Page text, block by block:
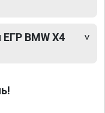
BMW X4